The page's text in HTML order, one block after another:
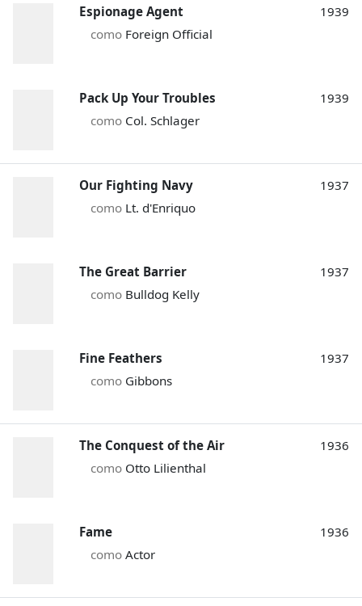
Espionage Agent
como Foreign Official
1939
Pack Up Your Troubles
como Col. Schlager
1939
Our Fighting Navy
como Lt. d'Enriquo
1937
The Great Barrier
como Bulldog Kelly
1937
Fine Feathers
como Gibbons
1937
The Conquest of the Air
como Otto Lilienthal
1936
Fame
como Actor
1936